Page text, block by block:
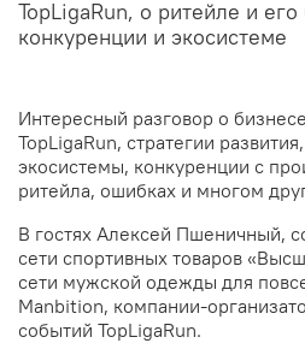
TopLigaRun, о ритейле и
конкуренции и экосистеме
Интересный разговор о
TopLigaRun, стратегии
экосистемы, конкуренции с
ритейла, ошибках и многом
В гостях Алексей Пшеничный,
сети спортивных товаров
сети мужской одежды для
Manbition, компании-
событий TopLigaRun.